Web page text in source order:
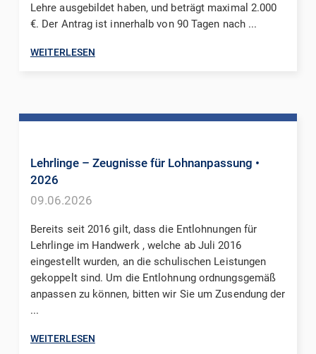
Lehre ausgebildet haben, und beträgt maximal 2.000
€. Der Antrag ist innerhalb von 90 Tagen nach ...
WEITERLESEN
Lehrlinge – Zeugnisse für Lohnanpassung •
2026
09.06.2026
Bereits seit 2016 gilt, dass die Entlohnungen für
Lehrlinge im Handwerk , welche ab Juli 2016
eingestellt wurden, an die schulischen Leistungen
gekoppelt sind. Um die Entlohnung ordnungsgemäß
anpassen zu können, bitten wir Sie um Zusendung der
...
WEITERLESEN